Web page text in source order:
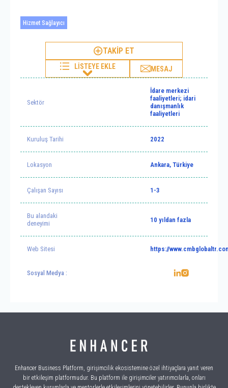
Hizmet Sağlayıcı
TAKİP ET
LİSTEYE EKLE MESAJ
Sektör
İdare merkezi
faaliyetleri; idari
danışmanlık
faaliyetleri
Kuruluş Tarihi 2022
Lokasyon Ankara, Türkiye
Çalışan Sayısı 1-3
Bu alandaki
deneyimi
10 yıldan fazla
Web Sitesi https://
Sosyal Medya :
Enhancer Business Platform, girişimcilik ekosistemine özel ihtiyaçlara yanıt veren
bir etkileşim platformudur. Bu platform ile girişimciler yatırımcılarla, onları